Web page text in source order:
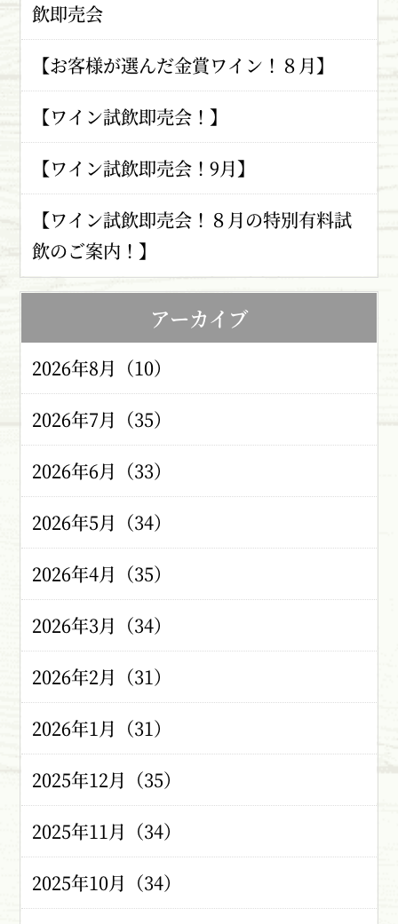
飲即売会
【お客様が選んだ金賞ワイン！８月】
【ワイン試飲即売会！】
【ワイン試飲即売会！9月】
【ワイン試飲即売会！８月の特別有料試
飲のご案内！】
アーカイブ
2026年8月（10）
2026年7月（35）
2026年6月（33）
2026年5月（34）
2026年4月（35）
2026年3月（34）
2026年2月（31）
2026年1月（31）
2025年12月（35）
2025年11月（34）
2025年10月（34）